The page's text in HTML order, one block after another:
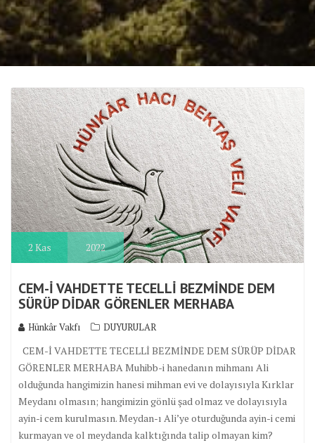
2 Kas 2022
CEM-İ VAHDETTE TECELLİ BEZMİNDE DEM
SÜRÜP DİDAR GÖRENLER MERHABA
Hünkâr Vakfı DUYURULAR
CEM-İ VAHDETTE TECELLİ BEZMİNDE DEM SÜRÜP DİDAR
GÖRENLER MERHABA Muhibb-i hanedanın mihmanı Ali
olduğunda hangimizin hanesi mihman evi ve dolayısıyla Kırklar
Meydanı olmasın; hangimizin gönlü şad olmaz ve dolayısıyla
ayin-i cem kurulmasın. Meydan-ı Ali’ye oturduğunda ayin-i cemi
kurmayan ve ol meydanda kalktığında talip olmayan kim?